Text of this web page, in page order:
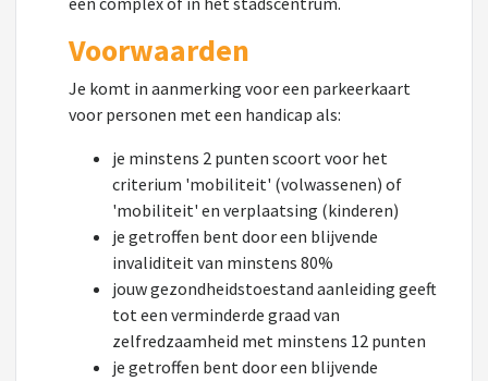
Voorwaarden
Je komt in aanmerking voor een parkeerkaart
voor personen met een handicap als:
je minstens 2 punten scoort voor het
criterium 'mobiliteit' (volwassenen) of
'mobiliteit' en verplaatsing (kinderen)
je getroffen bent door een blijvende
invaliditeit van minstens 80%
jouw gezondheidstoestand aanleiding geeft
tot een verminderde graad van
zelfredzaamheid met minstens 12 punten
je getroffen bent door een blijvende